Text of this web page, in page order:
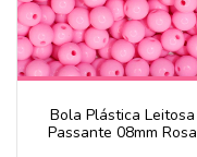
Bola Plástica Leitosa
Passante 08mm Rosa